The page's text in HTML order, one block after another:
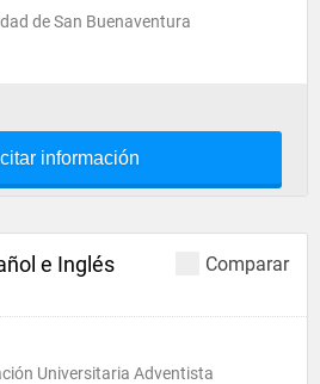
de San Buenaventura
información
Comparar
e Inglés
Universitaria Adventista